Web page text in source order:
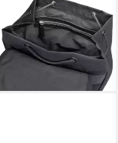
Everyday Bp
€
UVP189,00 €
- in 2-3 Werktagen bei dir